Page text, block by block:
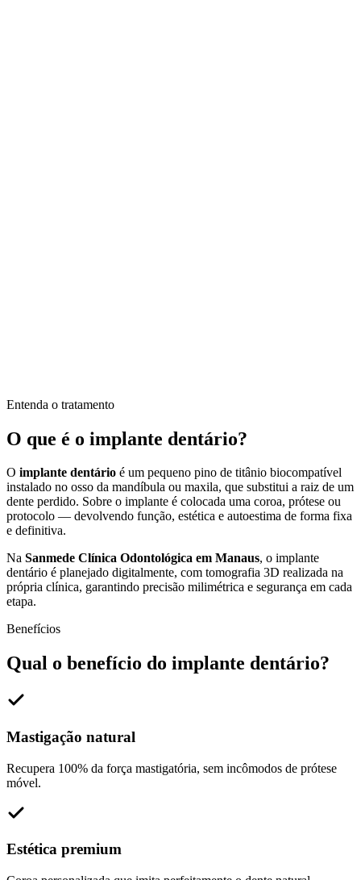
Entenda o tratamento
O que é o implante dentário?
O implante dentário é um pequeno pino de titânio biocompatível
instalado no osso da mandíbula ou maxila, que substitui a raiz de um
dente perdido. Sobre o implante é colocada uma coroa, prótese ou
protocolo — devolvendo função, estética e autoestima de forma fixa
e definitiva.
Na Sanmede Clínica Odontológica em Manaus, o implante
dentário é planejado digitalmente, com tomografia 3D realizada na
própria clínica, garantindo precisão milimétrica e segurança em cada
etapa.
Benefícios
Qual o benefício do implante dentário?
Mastigação natural
Recupera 100% da força mastigatória, sem incômodos de prótese
móvel.
Estética premium